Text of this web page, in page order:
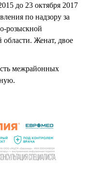
до 23 октября 2017
по надзору за
розыскной
области. Женат, двое
межрайонных